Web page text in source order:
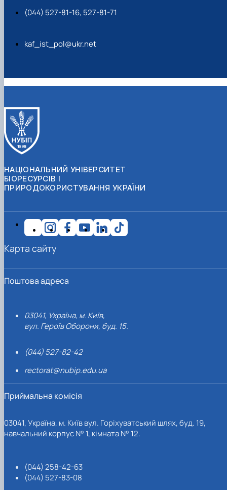
(044) 527-81-16, 527-81-71
kaf_ist_pol@ukr.net
НАЦІОНАЛЬНИЙ УНІВЕРСИТЕТ
БІОРЕСУРСІВ І
ПРИРОДОКОРИСТУВАННЯ УКРАЇНИ
Поштова адреса
03041, Україна, м. Київ,
вул. Героїв Оборони, буд. 15.
(044) 527-82-42
rectorat@nubip.edu.ua
Приймальна комісія
03041, Україна, м. Київ вул. Горіхуватський шлях, буд. 19,
навчальний корпус № 1, кімната № 12.
(044) 258-42-63
(044) 527-83-08
Карта сайту